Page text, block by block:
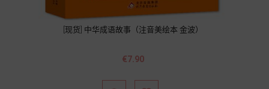
[现货] 中华成语故事（注音美绘本 金波）
Price
€7.90